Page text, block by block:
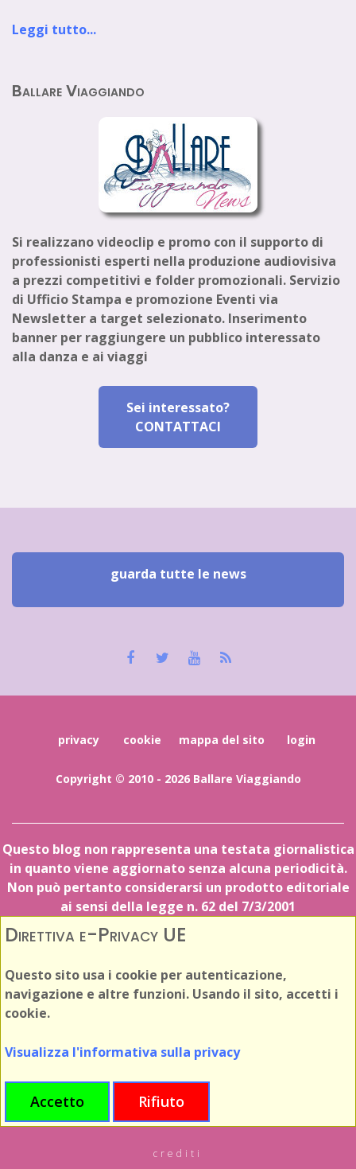
Leggi tutto...
Ballare Viaggiando
Si realizzano videoclip e promo con il supporto di
professionisti esperti nella produzione audiovisiva
a prezzi competitivi e folder promozionali. Servizio
di Ufficio Stampa e promozione Eventi via
Newsletter a target selezionato. Inserimento
banner per raggiungere un pubblico interessato
alla danza e ai viaggi
Sei interessato?
CONTATTACI
guarda tutte le news
privacy cookie mappa del sito login
Copyright © 2010 - 2026 Ballare Viaggiando
Questo blog non rappresenta una testata giornalistica
in quanto viene aggiornato senza alcuna periodicità.
Non può pertanto considerarsi un prodotto editoriale
ai sensi della legge n. 62 del 7/3/2001
Direttiva e-Privacy UE
Questo sito usa i cookie per autenticazione,
navigazione e altre funzioni. Usando il sito, accetti i
cookie.
Visualizza l'informativa sulla privacy
Accetto Rifiuto
crediti